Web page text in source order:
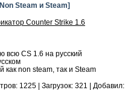
Steam и Steam]
Counter Strike 1.6
всю CS 1.6 на русский
как non steam, так и Steam
1225 | Загрузок: 321 | Добавил: